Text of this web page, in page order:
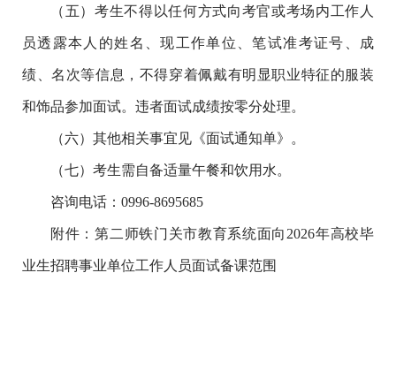
（五）考生不得以任何方式向考官或考场内工作人
员透露本人的姓名、现工作单位、笔试准考证号、成
绩、名次等信息，不得穿着佩戴有明显职业特征的服装
和饰品参加面试。违者面试成绩按零分处理。
（六）其他相关事宜见《面试通知单》。
（七）考生需自备适量午餐和饮用水。
咨询电话：0996-8695685
附件：第二师铁门关市教育系统面向2026年高校毕
业生招聘事业单位工作人员面试备课范围